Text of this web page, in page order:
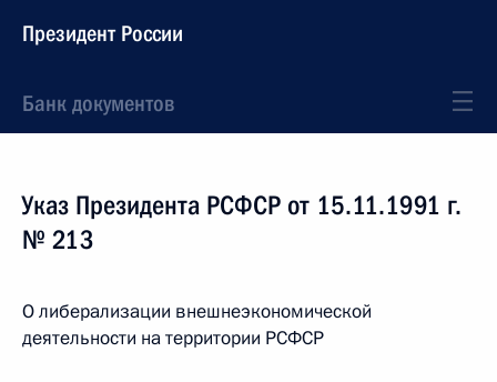
Президент России
Банк документов
Указ Президента РСФСР от 15.11.1991 г.
№ 213
О либерализации внешнеэкономической
деятельности на территории РСФСР